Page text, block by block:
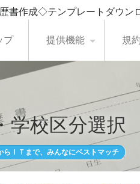
書作成◇テンプレートダウ
プ 提供機能 規
学校区分選択
らＩＴまで、みんなにベストマッチ